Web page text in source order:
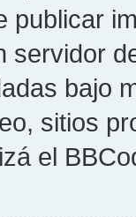
publicar
servidor
bajo
sitios
el